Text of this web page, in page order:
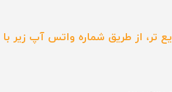
تر، از طریق شماره واتس آپ زیر با